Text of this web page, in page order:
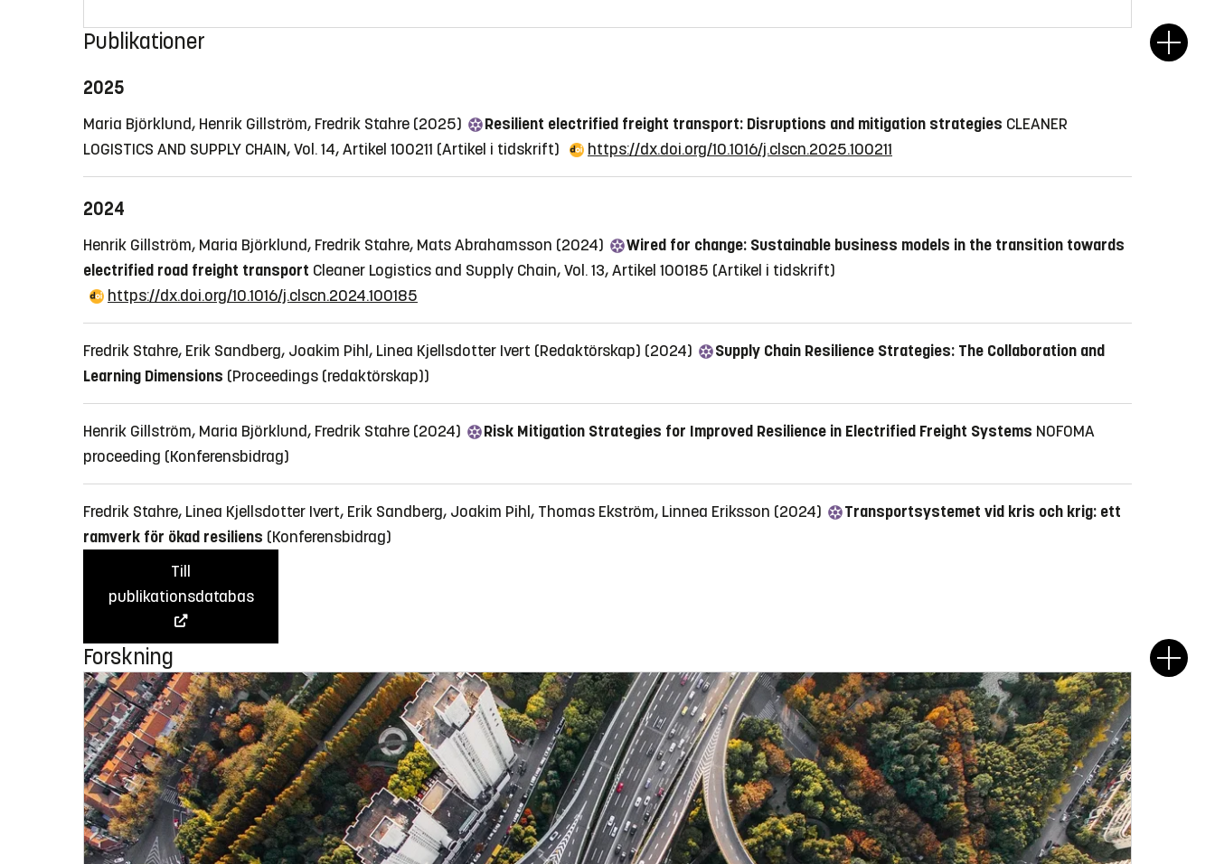
Publikationer
2025
Maria Björklund, Henrik Gillström, Fredrik Stahre (2025) Resilient electrified freight transport: Disruptions and mitigation strategies CLEANER
LOGISTICS AND SUPPLY CHAIN, Vol. 14, Artikel 100211 (Artikel i tidskrift) https://dx.doi.org/10.1016/j.clscn.2025.100211
2024
Henrik Gillström, Maria Björklund, Fredrik Stahre, Mats Abrahamsson (2024)
Wired for change: Sustainable business models in the transition towards
electrified road freight transport Cleaner Logistics and Supply Chain, Vol. 13, Artikel 100185 (Artikel i tidskrift)
https://dx.doi.org/10.1016/j.clscn.2024.100185
Fredrik Stahre, Erik Sandberg, Joakim Pihl, Linea Kjellsdotter Ivert (Redaktörskap) (2024)
Supply Chain Resilience Strategies: The Collaboration and
Learning Dimensions (Proceedings (redaktörskap))
Henrik Gillström, Maria Björklund, Fredrik Stahre (2024) Risk Mitigation Strategies for Improved Resilience in Electrified Freight Systems NOFOMA
proceeding (Konferensbidrag)
Fredrik Stahre, Linea Kjellsdotter Ivert, Erik Sandberg, Joakim Pihl, Thomas Ekström, Linnea Eriksson (2024)
Transportsystemet vid kris och krig: ett
ramverk för ökad resiliens (Konferensbidrag)
Till
publikationsdatabas
Forskning